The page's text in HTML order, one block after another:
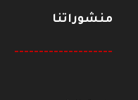
منشوراتنا
--------------------